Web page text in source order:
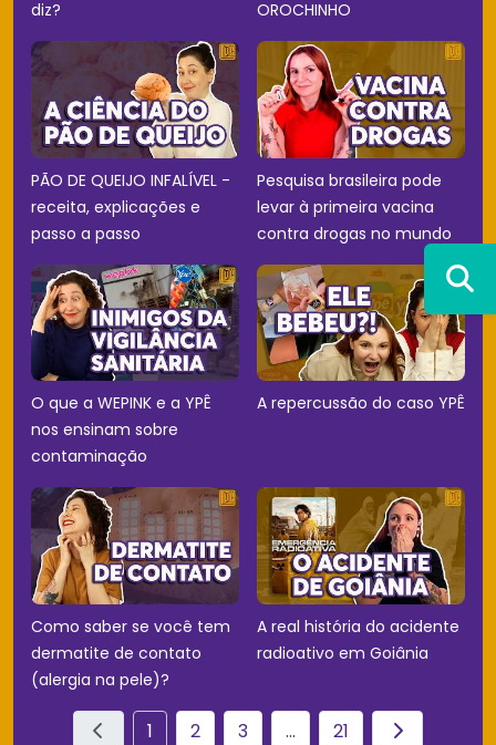
diz? OROCHINHO
PÃO DE QUEIJO INFALÍVEL -
receita, explicações e
passo a passo
Pesquisa brasileira pode
levar à primeira vacina
contra drogas no mundo
O que a WEPINK e a YPÊ
nos ensinam sobre
contaminação
A repercussão do caso YPÊ
Como saber se você tem
dermatite de contato
(alergia na pele)?
A real história do acidente
radioativo em Goiânia
1 2 3 ... 21